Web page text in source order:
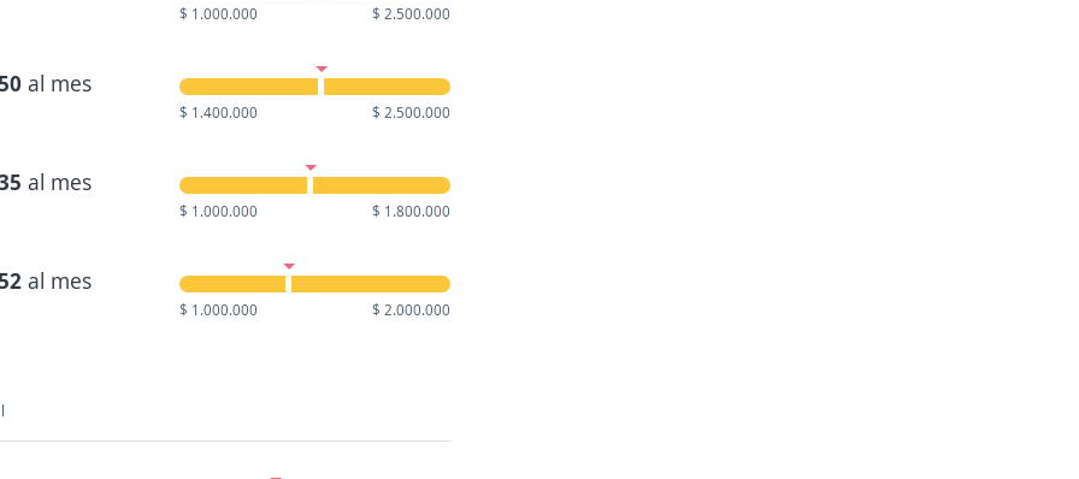
$ 1.000.000 $ 2.500.000
al mes
$ 1.400.000 $ 2.500.000
al mes
$ 1.000.000 $ 1.800.000
al mes
$ 1.000.000 $ 2.000.000